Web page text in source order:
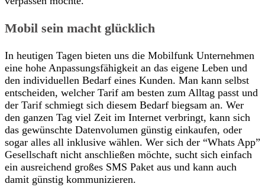
Mobil sein macht glücklich
In heutigen Tagen bieten uns die Mobilfunk Unternehmen
eine hohe Anpassungsfähigkeit an das eigene Leben und
den individuellen Bedarf eines Kunden. Man kann selbst
entscheiden, welcher Tarif am besten zum Alltag passt und
der Tarif schmiegt sich diesem Bedarf biegsam an. Wer
den ganzen Tag viel Zeit im Internet verbringt, kann sich
das gewünschte Datenvolumen günstig einkaufen, oder
sogar alles all inklusive wählen. Wer sich der “Whats App”
Gesellschaft nicht anschließen möchte, sucht sich einfach
ein ausreichend großes SMS Paket aus und kann auch
damit günstig kommunizieren.